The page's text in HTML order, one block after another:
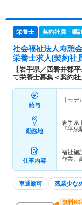
栄養士 契約社員・嘱
社会福祉法人寿憩
栄養士求人(契約社
【岩手県／西磐井郡
て栄養士募集＜契約社
給与
【モデ
勤務地
岩手県
「平
仕事内容
福祉施
作業、
車通勤可 残業少な